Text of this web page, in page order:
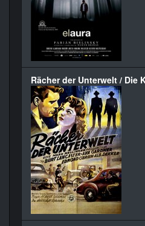
Rächer der Unterwelt / Die